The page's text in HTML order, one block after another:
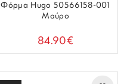
Φόρμα Hugo 50566158-001
Μαύρο
84.90€